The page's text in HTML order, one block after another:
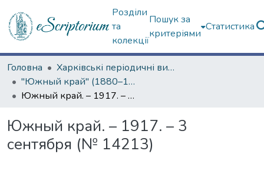
Розділи
та
колекції
Пошук за
критеріями
Статистика
Головна
Харківські періодичні видання
"Южный край" (1880–1919 гг.)
Южный край. – 1917. – 3 сентября (№ 14213)
Южный край. – 1917. – 3
сентября (№ 14213)